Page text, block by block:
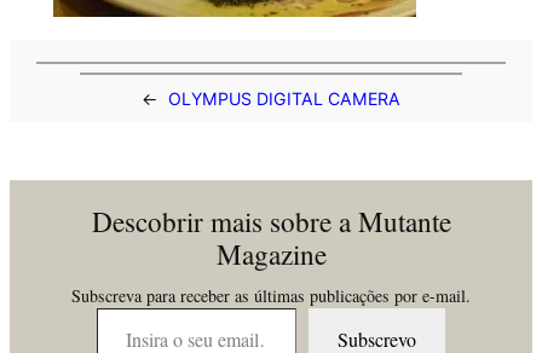
← OLYMPUS DIGITAL CAMERA
Descobrir mais sobre a Mutante
Magazine
Subscreva para receber as últimas publicações por e-mail.
Insira o seu email…
Subscrevo